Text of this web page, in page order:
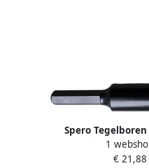
Spero
11mm zeskant |
120mm
1
€ 21,88